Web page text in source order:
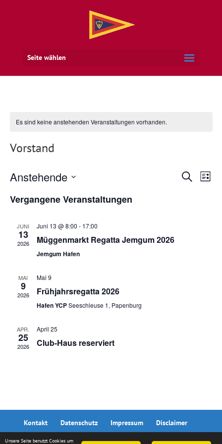
Seite wählen
Es sind keine anstehenden Veranstaltungen vorhanden.
Vorstand
Suche Liste
Anstehende
wählen.
Vergangene Veranstaltungen
JUNI
13
2026
Juni 13 @ 8:00 - 17:00
Müggenmarkt Regatta Jemgum 2026
Jemgum Hafen
MAI
9
2026
Mai 9
Frühjahrsregatta 2026
Hafen YCPSeeschleuse 1, Papenburg
APR.
25
2026
April 25
Club-Haus reserviert
Kontakt Datenschutz Impressum Disclaimer
Unsere Seite benutzt Cookies um